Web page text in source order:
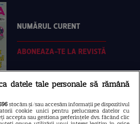
NUMĂRUL CURENT
ABONEAZA-TE LA REVISTĂ
Libertatea
pentru femei
datele tale personale să rămână
stocăm și/sau accesăm informații pe dispozitivul
cookie unici pentru prelucrarea datelor cu
accepta sau gestiona preferințele dvs. făcând clic